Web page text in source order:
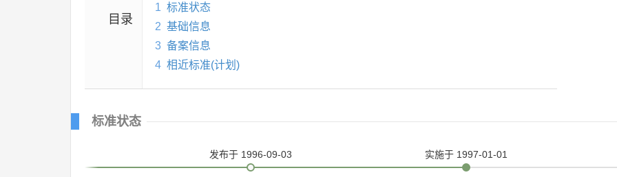
目录
1 标准状态
2 基础信息
3 备案信息
4 相近标准(计划)
标准状态
发布于 1996-09-03 实施于 1997-01-01